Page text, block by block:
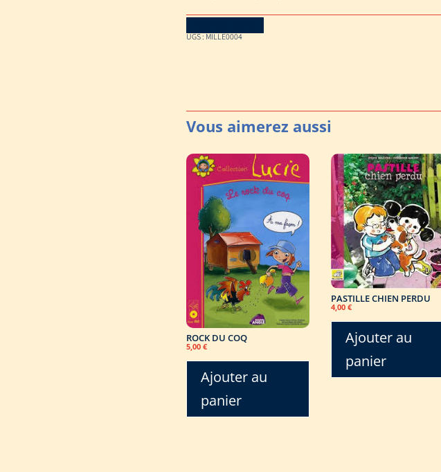
UGS :MILLE0004
ROCK DU COQ
5,00 €
Ajouter au
panier
PASTILLE CHIEN PERDU
4,00€
Ajouter au
panier